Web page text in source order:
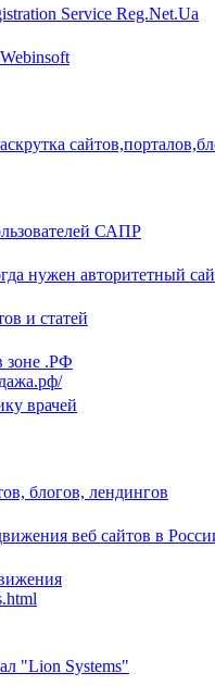
Service Reg.Net.Ua
САПР
нужен авторитетный
и статей
зоне .РФ
врачей
блогов, лендингов
веб сайтов в
"Lion Systems"